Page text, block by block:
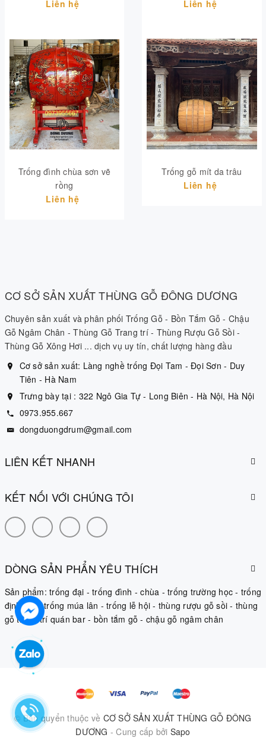
Liên hệ
Liên hệ
Trống đình chùa sơn vẽ
rồng
Liên hệ
Trống gỗ mít da trâu
Liên hệ
CƠ SỞ SẢN XUẤT THÙNG GỖ ĐÔNG DƯƠNG
Chuyên sản xuất và phân phối Trống Gỗ - Bồn Tắm Gỗ - Chậu
Gỗ Ngâm Chân - Thùng Gỗ Trang trí - Thùng Rượu Gỗ Sồi -
Thùng Gỗ Xông Hơi ... dịch vụ uy tín, chất lượng hàng đầu
Cơ sở sản xuất: Làng nghề trống Đọi Tam - Đọi Sơn - Duy
Tiên - Hà Nam
Trưng bày tại : 322 Ngô Gia Tự - Long Biên - Hà Nội, Hà Nội
0973.955.667
dongduongdrum@gmail.com
LIÊN KẾT NHANH
KẾT NỐI VỚI CHÚNG TÔI
DÒNG SẢN PHẨN YÊU THÍCH
Sản phẩm: trống đại - trống đình - chùa - trống trường học - trống
định âm- trống múa lân - trống lễ hội - thùng rượu gỗ sồi - thùng
gỗ trang trí quán bar- bồn tắm gỗ - chậu gỗ ngâm chân
© Bản quyển thuộc về CƠ SỞ SẢN XUẤT THÙNG GỖ ĐÔNG
DƯƠNG - Cung cấp bởi Sapo